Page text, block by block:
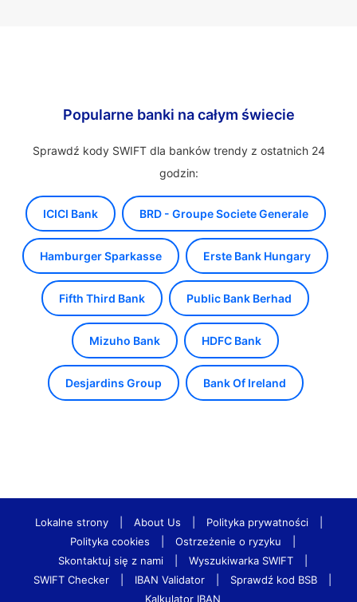
Popularne banki na całym świecie
Sprawdź kody SWIFT dla banków trendy z ostatnich 24
godzin:
ICICI Bank BRD - Groupe Societe Generale
Hamburger Sparkasse Erste Bank Hungary
Fifth Third Bank Public Bank Berhad
Mizuho Bank HDFC Bank
Desjardins Group Bank Of Ireland
Lokalne strony About Us Polityka prywatności
Polityka cookies
Ostrzeżenie o ryzyku
Skontaktuj się z nami
Wyszukiwarka SWIFT
SWIFT Checker
IBAN Validator Sprawdź kod BSB
Kalkulator IBAN